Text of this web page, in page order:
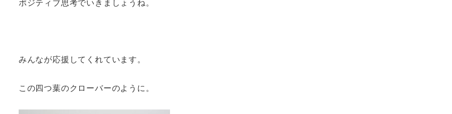
みんなが応援してくれています。
この四つ葉のクローバーのように。